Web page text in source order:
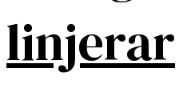
linjerar